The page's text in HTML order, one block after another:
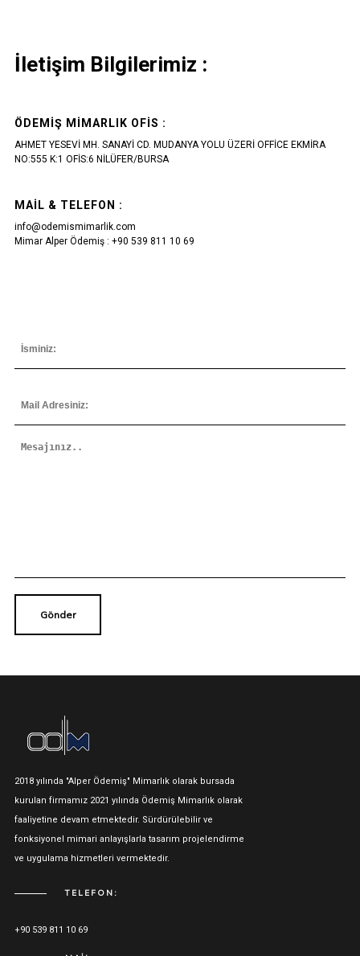
İletişim Bilgilerimiz :
ÖDEMIŞ MIMARLIK OFIS :
AHMET YESEVİ MH. SANAYİ CD. MUDANYA YOLU ÜZERİ OFFİCE EKMİRA
NO:555 K:1 OFİS:6 NİLÜFER/BURSA
MAIL & TELEFON :
info@odemismimarlik.com
Mimar Alper Ödemiş : +90 539 811 10 69
2018 yılında "Alper Ödemiş" Mimarlık olarak bursada
kurulan firmamız 2021 yılında Ödemiş Mimarlık olarak
faaliyetine devam etmektedir. Sürdürülebilir ve
fonksiyonel mimari anlayışlarla tasarım projelendirme
ve uygulama hizmetleri vermektedir.
TELEFON:
+90 539 811 10 69